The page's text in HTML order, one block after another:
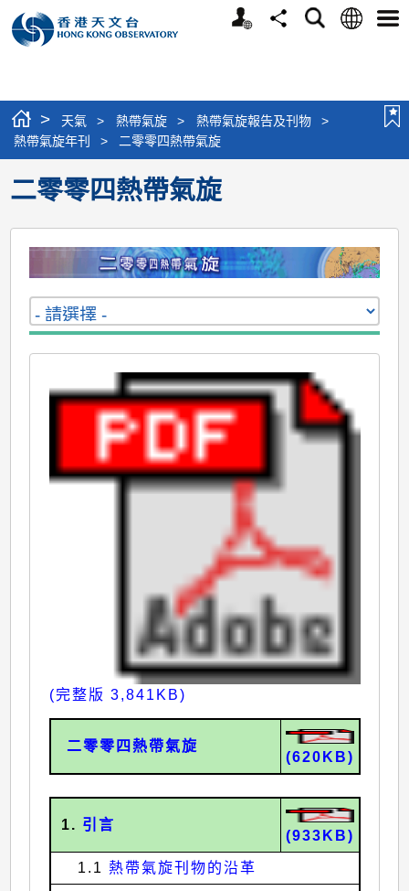
個
分
搜
語
選
> 天氣 > 熱帶氣旋 > 熱帶氣旋報告及刊物
>
熱帶氣旋年刊
> 二零零四熱帶氣旋
二零零四熱帶氣旋
(完整版 3,841KB)
二零零四熱帶氣旋
(620KB)
1. 引言
(933KB)
1.1 熱帶氣旋刊物的沿革